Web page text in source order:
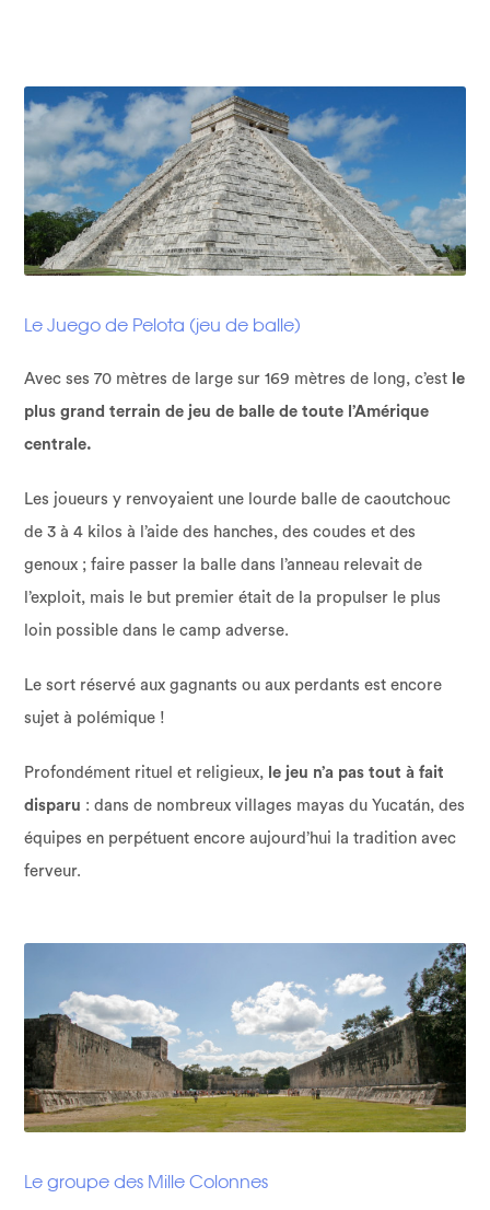
Le Juego de Pelota (jeu de balle)
Avec ses 70 mètres de large sur 169 mètres de long, c’est le
plus grand terrain de jeu de balle de toute l’Amérique
centrale.
Les joueurs y renvoyaient une lourde balle de caoutchouc
de 3 à 4 kilos à l’aide des hanches, des coudes et des
genoux ; faire passer la balle dans l’anneau relevait de
l’exploit, mais le but premier était de la propulser le plus
loin possible dans le camp adverse.
Le sort réservé aux gagnants ou aux perdants est encore
sujet à polémique !
Profondément rituel et religieux, le jeu n’a pas tout à fait
disparu : dans de nombreux villages mayas du Yucatán, des
équipes en perpétuent encore aujourd’hui la tradition avec
ferveur.
Le groupe des Mille Colonnes